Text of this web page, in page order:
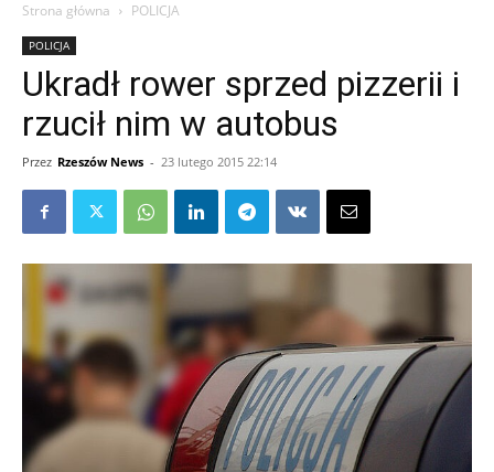
Strona główna POLICJA
POLICJA
Ukradł rower sprzed pizzerii i
rzucił nim w autobus
Przez Rzeszów News - 23 lutego 2015 22:14